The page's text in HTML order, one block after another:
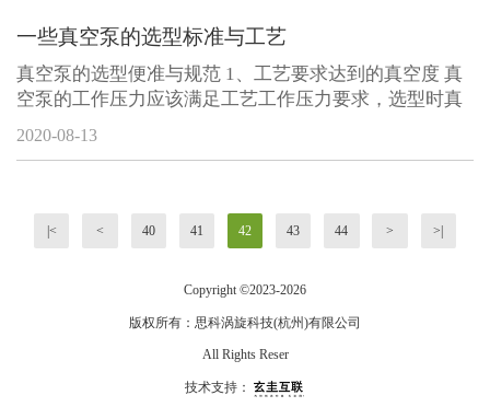
一些真空泵的选型标准与工艺
2020-08-13
真空泵的选型便准与规范 1、工艺要求达到的真空度 真
空泵的工作压力应该满足工艺工作压力要求，选型时真
空度要高于真空设备真空度的半个到一个数量级。(如：
|< < 40 41 42 43 44 > >|
Copyright ©2023-2026
版权所有： 思科涡旋科技(杭州)有限公司
All Rights Reser
技术支持：